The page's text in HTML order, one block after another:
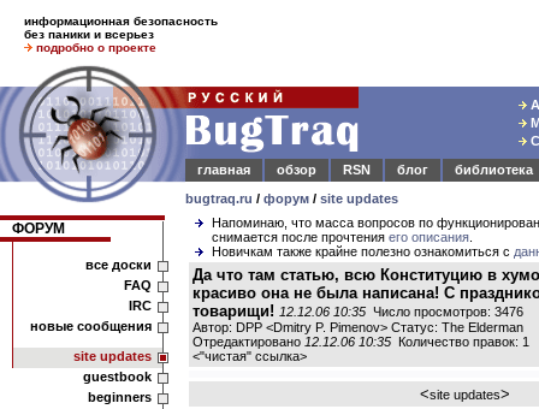
информационная безопасность
без паники и всерьез
подробно о проекте
главная
обзор RSN блог
библиотека
bugtraq.ru / форум / site updates
ФОРУМ
все доски
FAQ
IRC
новые сообщения
site updates
guestbook
beginners
Напоминаю, что масса вопросов по
снимается после прочтения его описания
Новичкам также крайне полезно ознакомиться с
Да что там статью, всю Конституцию в
красиво она не была написана! С
товарищи! 12.12.06 10:35 Число просмотров: 3476
Автор: DPP <Dmitry P. Pimenov> Статус: The Elderman
Отредактировано 12.12.06 10:35 Количество правок: 1
<"чистая" ссылка>
<site updates>